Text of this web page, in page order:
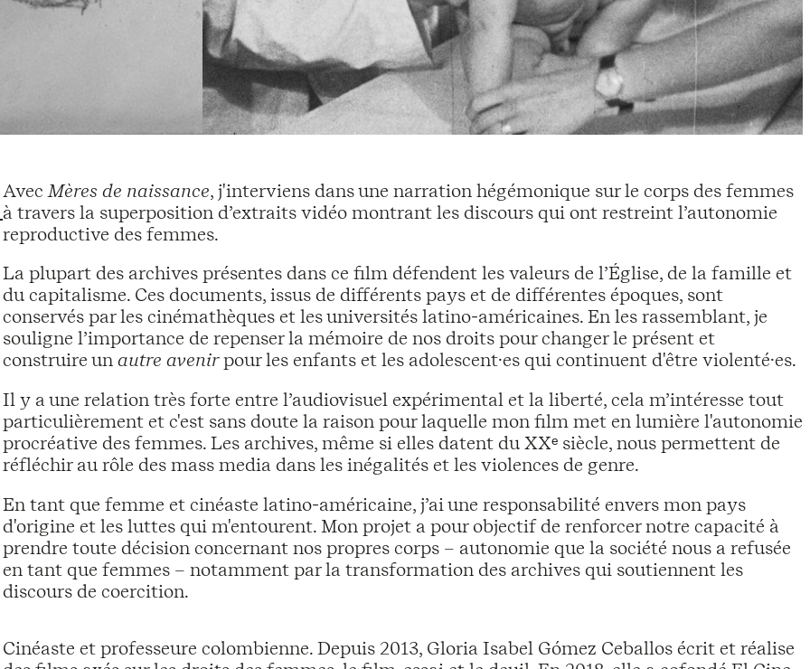
Avec Mères de naissance, j'interviens dans une narration hégémonique sur le corps des femmes
à travers la superposition d’extraits vidéo montrant les discours qui ont restreint l’autonomie
reproductive des femmes.
La plupart des archives présentes dans ce film défendent les valeurs de l’Église, de la famille et
du capitalisme. Ces documents, issus de différents pays et de différentes époques, sont
conservés par les cinémathèques et les universités latino-américaines. En les rassemblant, je
souligne l’importance de repenser la mémoire de nos droits pour changer le présent et
construire un autre avenirpour les enfants et les adolescent·es qui continuent d'être violenté·es.
Il y a une relation très forte entre l’audiovisuel expérimental et la liberté, cela m’intéresse tout
particulièrement et c'est sans doute la raison pour laquelle mon film met en lumière l'autonomie
procréative des femmes. Les archives, même si elles datent du XXᵉ siècle, nous permettent de
réfléchir au rôle des mass media dans les inégalités et les violences de genre.
En tant que femme et cinéaste latino-américaine, j’ai une responsabilité envers mon pays
d'origine et les luttes qui m'entourent. Mon projet a pour objectif de renforcer notre capacité à
prendre toute décision concernant nos propres corps – autonomie que la société nous a refusée
en tant que femmes – notamment par la transformation des archives qui soutiennent les
discours de coercition.
Cinéaste et professeure colombienne. Depuis 2013, Gloria Isabel Gómez Ceballos écrit et réalise